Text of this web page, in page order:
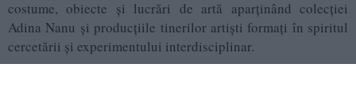
costume, obiecte și lucrări de artă aparținând colecției
Adina Nanu și producțiile tinerilor artiști formați în spiritul
cercetării și experimentului interdisciplinar.